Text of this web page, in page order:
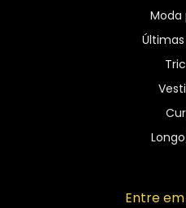
Moda
Entre